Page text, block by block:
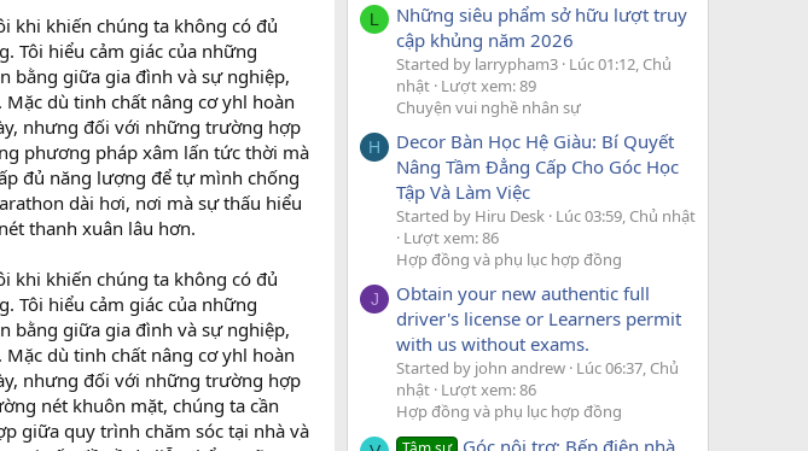
khi khiến chúng ta không có đủ
Tôi hiểu cảm giác của những
bằng giữa gia đình và sự nghiệp,
dù tinh chất nâng cơ yhl hoàn
nhưng đối với những trường hợp
phương pháp xâm lấn tức thời mà
đủ năng lượng để tự mình chống
dài hơi, nơi mà sự thấu hiểu
thanh xuân lâu hơn.
khi khiến chúng ta không có đủ
Tôi hiểu cảm giác của những
bằng giữa gia đình và sự nghiệp,
dù tinh chất nâng cơ yhl hoàn
nhưng đối với những trường hợp
nét khuôn mặt, chúng ta cần
giữa quy trình chăm sóc tại nhà và
L
Những siêu phẩm sở hữu lượt truy
cập khủng năm 2026
Started by larrypham3 Lúc 01:12, Chủ
nhật Lượt xem: 89
Chuyện vui nghề nhân sự
H
Decor Bàn Học Hệ Giàu: Bí Quyết
Nâng Tầm Đẳng Cấp Cho Góc Học
Tập Và Làm Việc
Started by Hiru Desk Lúc 03:59, Chủ nhật
Lượt xem: 86
Hợp đồng và phụ lục hợp đồng
J
Obtain your new authentic full
driver's license or Learners permit
with us without exams.
Started by john andrew Lúc 06:37, Chủ
nhật Lượt xem: 86
Hợp đồng và phụ lục hợp đồng
Góc nội trợ: Bếp điện nhà